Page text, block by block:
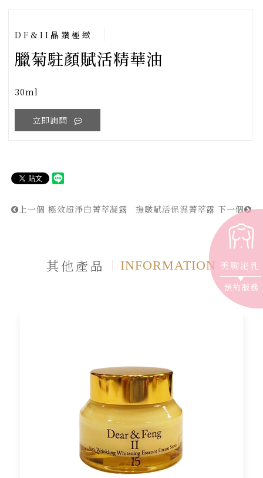
DF&II晶鑽極緻
臘菊駐顏賦活精華油
30ml
立即詢問
上一個 極效超淨白菁萃凝露 撫皺賦活保濕菁萃露下一個
其他產品 INFORMATION 美胸泌乳
預約服務